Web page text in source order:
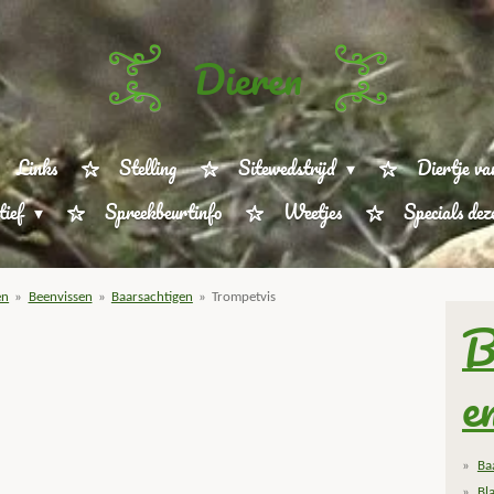
Dieren
Links Stelling Sitewedstrijd
Diertje
Spreekbeurtinfo Weetjes Specials
» Beenvissen » Baarsachtigen » Trompetvis